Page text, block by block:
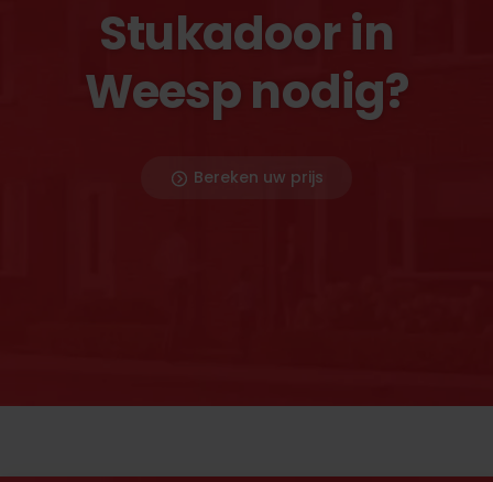
Stukadoor in
Weesp nodig?
Bereken uw prijs